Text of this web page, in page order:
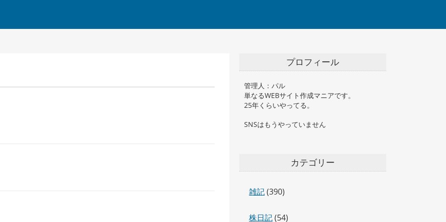
プロフィール
管理人：パル
単なるWEBサイト作成マニアです。
25年くらいやってる。
SNSはもうやっていません
カテゴリー
雑記(390)
株日記(54)